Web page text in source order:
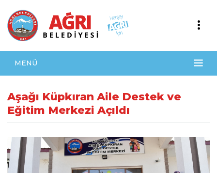
MENÜ
Aşağı Küpkıran Aile Destek ve
Eğitim Merkezi Açıldı